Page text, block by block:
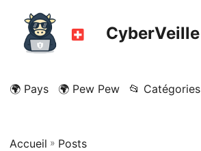
CyberVeille
🌍 Pays 🌍 Pew Pew 📂 Catégories
Accueil » Posts